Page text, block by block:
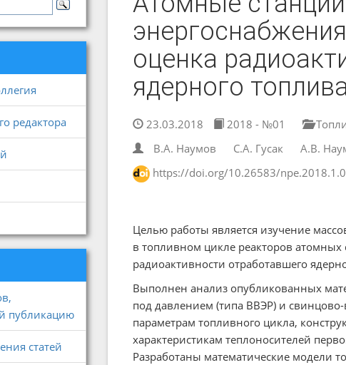
редактора
публикацию
статей
оценка
ядерного
23.03.2018 2018 - №01
В.А. Наумов
С.А. Гусак
А.В.
https://doi.org/10.26583/
Целью работы является изучение
в топливном цикле реакторов
радиоактивности отработавшего
Выполнен анализ опубликованных
под давлением (типа ВВЭР) и
параметрам топливного цикла,
характеристикам теплоносителей
Разработаны математические модели